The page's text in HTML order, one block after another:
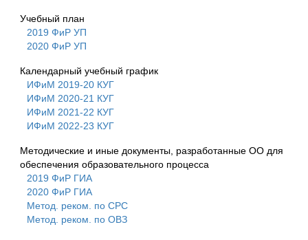
Учебный план
2019 ФиР УП
2020 ФиР УП
Календарный учебный график
ИФиМ 2019-20 КУГ
ИФиМ 2020-21 КУГ
ИФиМ 2021-22 КУГ
ИФиМ 2022-23 КУГ
Методические и иные документы, разработанные ОО для
обеспечения образовательного процесса
2019 ФиР ГИА
2020 ФиР ГИА
Метод. реком. по СРС
Метод. реком. по ОВЗ